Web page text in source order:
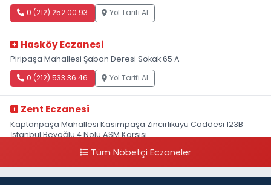
0 (212) 252 00 93 Yol Tarifi Al
Hasköy Eczanesi
Piripaşa Mahallesi Şaban Deresi Sokak 65 A
0 (212) 533 36 46 Yol Tarifi Al
Zent Eczanesi
Kaptanpaşa Mahallesi Kasımpaşa Zincirlikuyu Caddesi 123B
İstanbul Beyoğlu 4 Nolu ASM Karşısı
0 (212) 297 96 92 Yol Tarifi Al
Tüm Nöbetçi Eczaneler